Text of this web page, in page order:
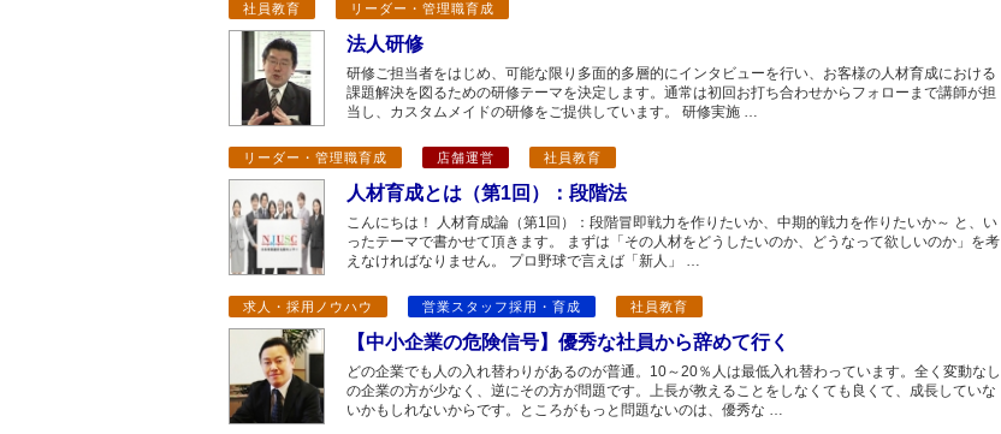
社員教育 リーダー・管理職育成
法人研修
研修ご担当者をはじめ、可能な限り多面的多層的にインタビューを行い、お客様の人材育成における
課題解決を図るための研修テーマを決定します。通常は初回お打ち合わせからフォローまで講師が担
当し、カスタムメイドの研修をご提供しています。 研修実施 …
リーダー・管理職育成 店舗運営 社員教育
人材育成とは（第1回）：段階法
こんにちは！ 人材育成論（第1回）：段階冒即戦力を作りたいか、中期的戦力を作りたいか～ と、い
ったテーマで書かせて頂きます。 まずは「その人材をどうしたいのか、どうなって欲しいのか」を考
えなければなりません。 プロ野球で言えば「新人」 …
求人・採用ノウハウ 営業スタッフ採用・育成 社員教育
【中小企業の危険信号】優秀な社員から辞めて行く
どの企業でも人の入れ替わりがあるのが普通。10～20％人は最低入れ替わっています。全く変動なし
の企業の方が少なく、逆にその方が問題です。上長が教えることをしなくても良くて、成長していな
いかもしれないからです。ところがもっと問題ないのは、優秀な …